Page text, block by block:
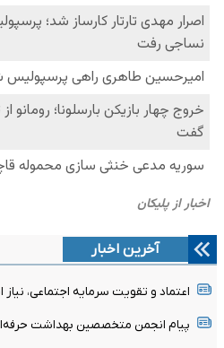
آخرین اخبار
اعتماد و تقویت سرمایه اجتماعی،
پیام انجمن متخصصین بهداشت